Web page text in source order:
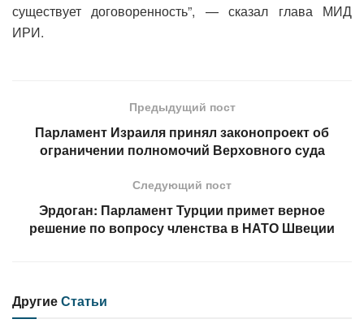
существует договоренность”, — сказал глава МИД
ИРИ.
Предыдущий пост
Парламент Израиля принял законопроект об
ограничении полномочий Верховного суда
Следующий пост
Эрдоган: Парламент Турции примет верное
решение по вопросу членства в НАТО Швеции
ДругиеСтатьи